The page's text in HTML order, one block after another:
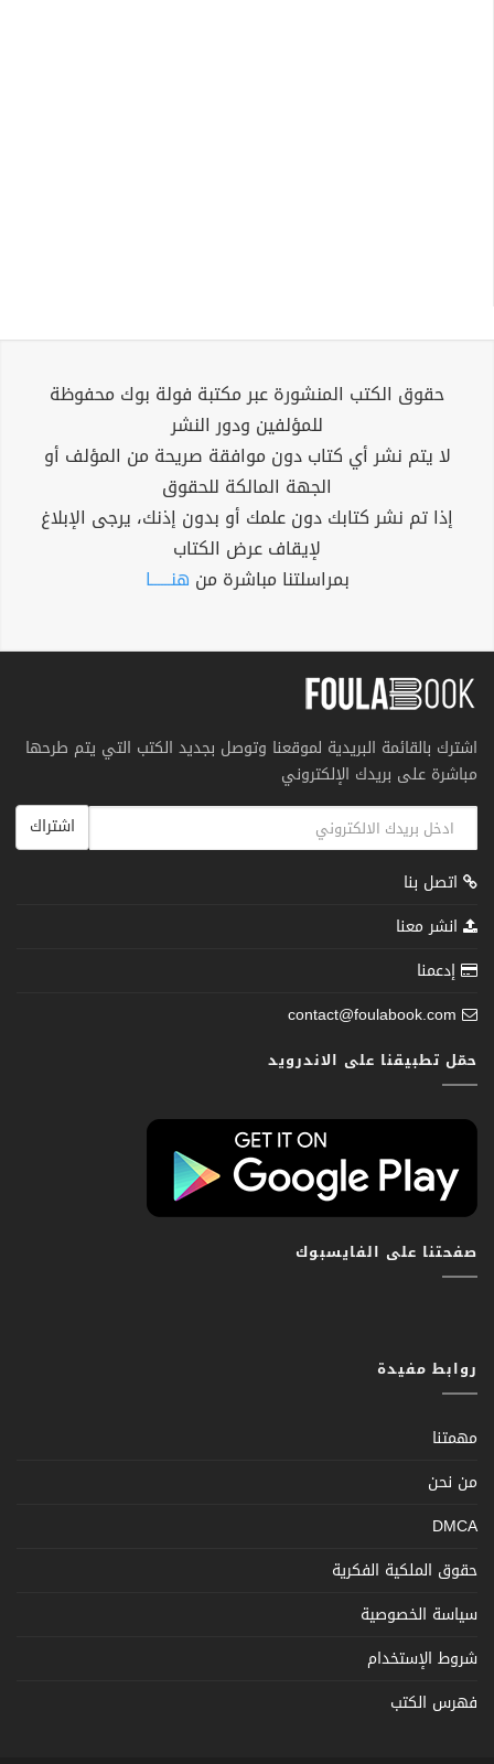
حقوق الكتب المنشورة عبر مكتبة فولة بوك محفوظة
للمؤلفين ودور النشر
لا يتم نشر أي كتاب دون موافقة صريحة من المؤلف أو
الجهة المالكة للحقوق
إذا تم نشر كتابك دون علمك أو بدون إذنك، يرجى الإبلاغ
لإيقاف عرض الكتاب
بمراسلتنا مباشرة من هنــــــا
اشترك بالقائمة البريدية لموقعنا وتوصل بجديد الكتب التي يتم طرحها
مباشرة على بريدك الإلكتروني
اشتراك
اتصل بنا
انشر معنا
إدعمنا
contact@foulabook.com
حمّل تطبيقنا على الاندرويد
صفحتنا على الفايسبوك
روابط مفيدة
مهمتنا
من نحن
DMCA
حقوق الملكية الفكرية
سياسة الخصوصية
شروط الإستخدام
فهرس الكتب